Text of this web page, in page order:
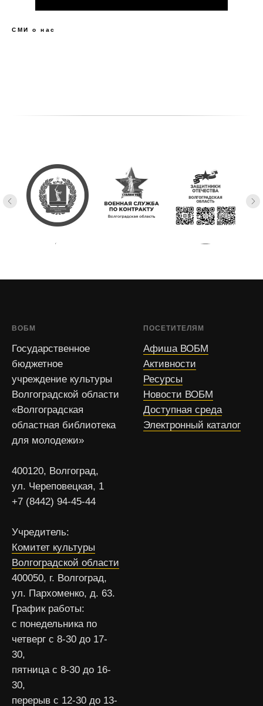
СМИ о нас
ВОБМ
Государственное
бюджетное
учреждение культуры
Волгоградской области
«Волгоградская
областная библиотека
для молодежи»
400120, Волгоград,
ул. Череповецкая, 1
+7 (8442) 94-45-44
Учредитель:
Комитет культуры
Волгоградской области
400050, г. Волгоград,
ул. Пархоменко, д. 63.
График работы:
с понедельника по
четверг с 8-30 до 17-
30,
пятница с 8-30 до 16-
30,
перерыв с 12-30 до 13-
ПОСЕТИТЕЛЯМ
Афиша ВОБМ
Активности
Ресурсы
Новости ВОБМ
Доступная среда
Электронный каталог